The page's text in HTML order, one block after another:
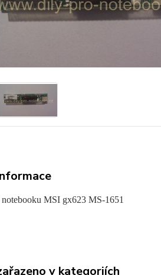
MSI gx623 MS-1651
v kategoriích